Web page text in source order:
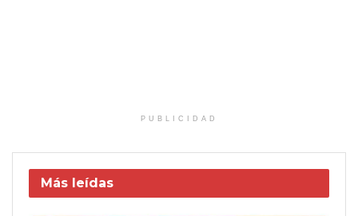
PUBLICIDAD
Más leídas